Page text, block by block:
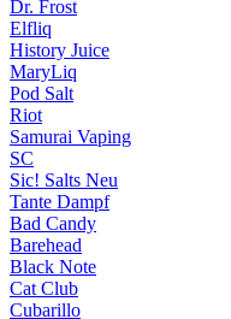
Dr. Frost
Elfliq
History Juice
MaryLiq
Pod Salt
Riot
Samurai Vaping
SC
Sic! Salts Neu
Tante Dampf
Bad Candy
Barehead
Black Note
Cat Club
Cubarillo